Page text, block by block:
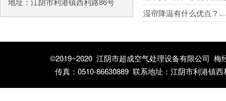
湿帘降温有什么优点？...
©2019~2020 江阴市超成空气处理设备有限公司 梅
传真：0510-86630889 联系地址：江阴市利港镇